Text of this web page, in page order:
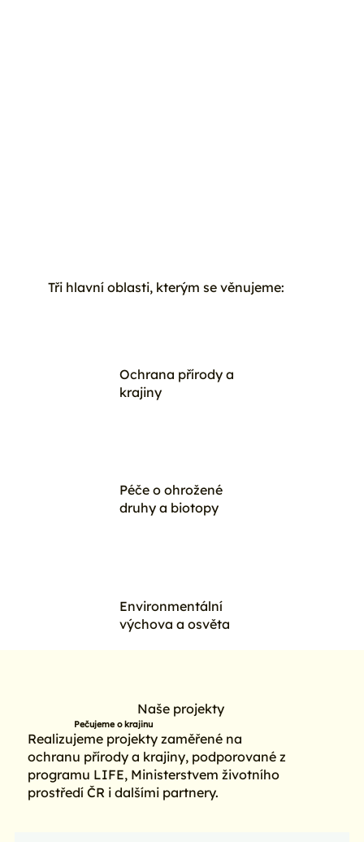
Ochrana přírody a
krajiny
Péče o ohrožené
druhy a biotopy
Environmentální
výchova a osvěta
Tři hlavní oblasti, kterým se věnujeme:
Naše projekty
Pečujeme o krajinu
Realizujeme projekty zaměřené na
ochranu přírody a krajiny, podporované z
programu LIFE, Ministerstvem životního
prostředí ČR i dalšími partnery.